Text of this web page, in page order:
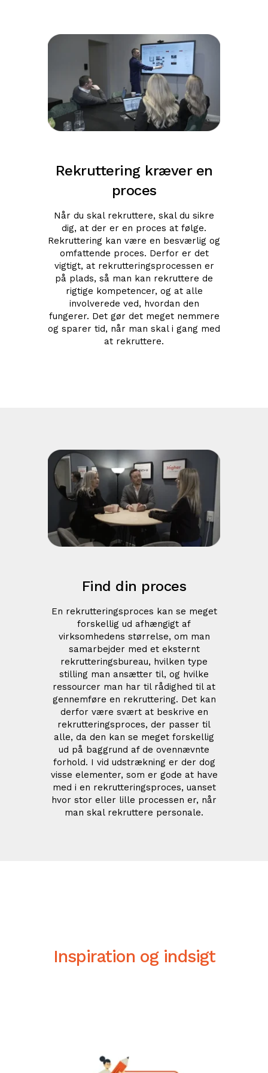
Rekruttering kræver en
proces
Når du skal rekruttere, skal du sikre
dig, at der er en proces at følge.
Rekruttering kan være en besværlig og
omfattende proces. Derfor er det
vigtigt, at rekrutteringsprocessen er
på plads, så man kan rekruttere de
rigtige kompetencer, og at alle
involverede ved, hvordan den
fungerer. Det gør det meget nemmere
og sparer tid, når man skal i gang med
at rekruttere.
Find din proces
En rekrutteringsproces kan se meget
forskellig ud afhængigt af
virksomhedens størrelse, om man
samarbejder med et eksternt
rekrutteringsbureau, hvilken type
stilling man ansætter til, og hvilke
ressourcer man har til rådighed til at
gennemføre en rekruttering. Det kan
derfor være svært at beskrive en
rekrutteringsproces, der passer til
alle, da den kan se meget forskellig
ud på baggrund af de ovennævnte
forhold. I vid udstrækning er der dog
visse elementer, som er gode at have
med i en rekrutteringsproces, uanset
hvor stor eller lille processen er, når
man skal rekruttere personale.
Inspiration og indsigt